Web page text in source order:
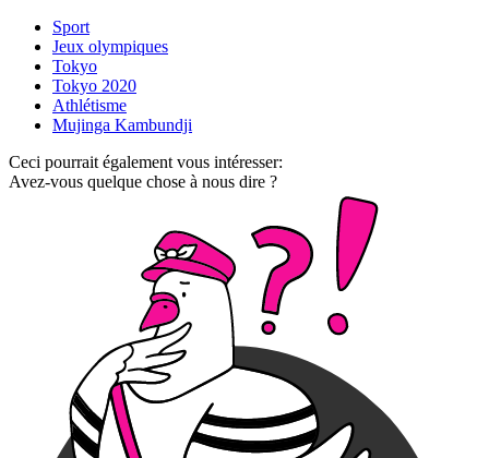
Sport
Jeux olympiques
Tokyo
Tokyo 2020
Athlétisme
Mujinga Kambundji
Ceci pourrait également vous intéresser:
Avez-vous quelque chose à nous dire ?